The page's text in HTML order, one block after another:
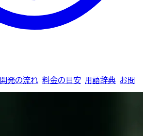
開発の流れ 料金の目安 用語辞典 お問